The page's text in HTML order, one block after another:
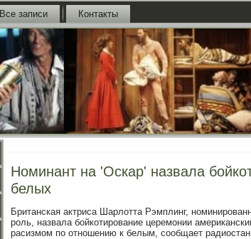
Все записи Контакты
Номинант на 'Оскар' назвала
белых
Британская актриса Шарлотта Рэмплинг,
роль, назвала бойкотирование церемонии
расизмом по отношению к белым, сообщает